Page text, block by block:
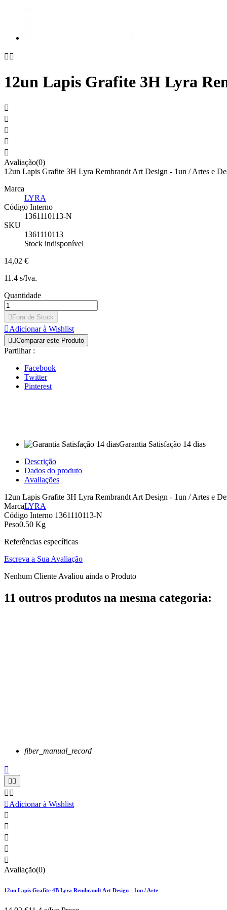
 
12un Lapis Grafite 3H Lyra





Avaliação(0)
12un Lapis Grafite 3H Lyra Rembrandt Art Design - 1un / Artes e
Marca
LYRA
Código Interno
1361110113-N
SKU
1361110113
Stock indisponível
14,02 €
11.4 s/Iva.
Quantidade
 Fora de Stock
Adicionar à Wishlist
 Comparar este Produto
Partilhar :
Facebook
Twitter
Pinterest
Garantia Satisfação 14 dias
Descrição
Dados do produto
Avaliações
12un Lapis Grafite 3H Lyra Rembrandt Art Design - 1un / Artes e
MarcaLYRA
Código Interno 1361110113-N
Peso0.50 Kg
Referências específicas
Escreva a Sua Avaliação
Nenhum Cliente Avaliou ainda o Produto
11 outros produtos na mesma categoria:
fiber_manual_record

 
 
Adicionar à Wishlist





Avaliação(0)
12un Lapis Grafite 4B Lyra Rembrandt Art Design - 1un / Arte